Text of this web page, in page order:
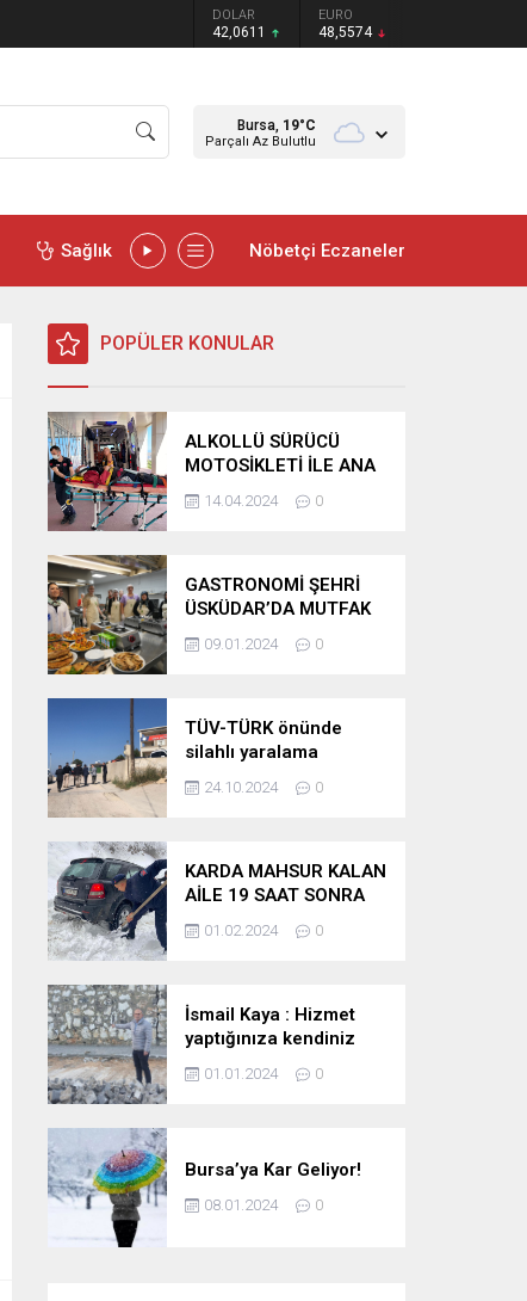
DOLAR
42,0611
EURO
48,5574
Bursa, 19°C
Parçalı Az Bulutlu
Sağlık Nöbetçi Eczaneler
POPÜLER KONULAR
ALKOLLÜ SÜRÜCÜ
MOTOSİKLETİ İLE ANA
YOLA ÇIKTI REFÜJE
SAVRULDU
14.04.2024 0
GASTRONOMİ ŞEHRİ
ÜSKÜDAR’DA MUTFAK
SANATLARI AKADEMİSİ
AÇILDI
09.01.2024 0
TÜV-TÜRK önünde
silahlı yaralama
24.10.2024 0
KARDA MAHSUR KALAN
AİLE 19 SAAT SONRA
KURTARILDI
01.02.2024 0
İsmail Kaya : Hizmet
yaptığınıza kendiniz
inanıyormusunuz ?
01.01.2024 0
Bursa’ya Kar Geliyor!
08.01.2024 0